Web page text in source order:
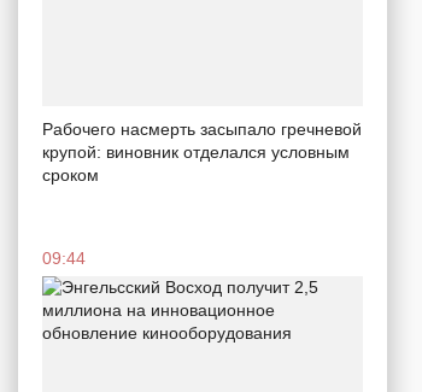
Рабочего насмерть засыпало гречневой
крупой: виновник отделался условным
сроком
09:44